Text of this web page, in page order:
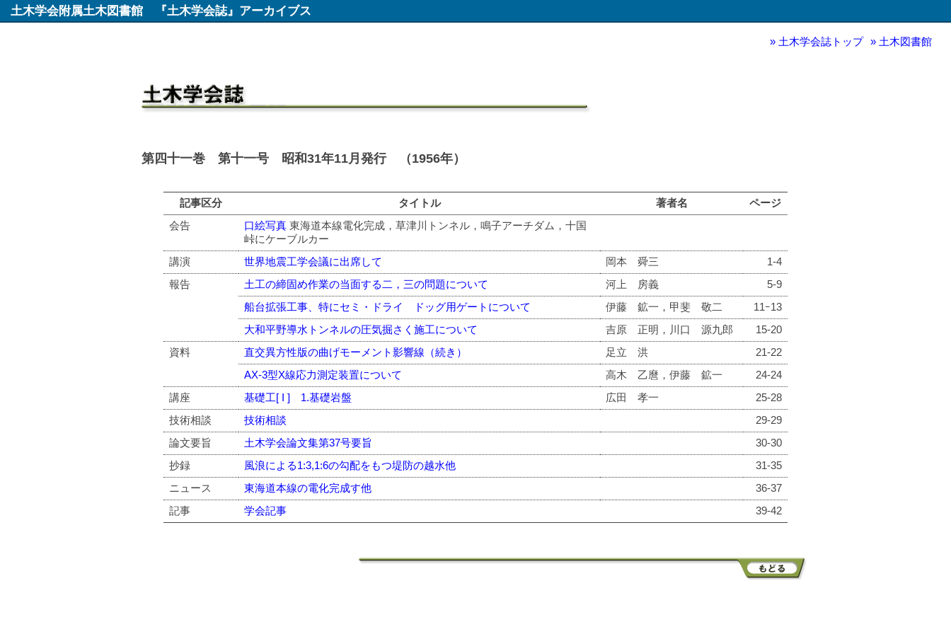
土木学会附属土木図書館 『土木学会誌』アーカイブス
土木学会誌トップ 土木図書館
第四十一巻 第十一号 昭和31年11月発行 （1956年）
記事区分 タイトル 著者名
ページ
会告
口絵写真東海道本線電化完成，草津川トンネル，鳴子アーチダム，十国
峠にケーブルカー
講演
世界地震工学会議に出席して 岡本 舜三
1-4
報告
土工の締固め作業の当面する二，三の問題について 河上 房義
5-9
船台拡張工事、特にセミ・ドライ ドッグ用ゲートについて
伊藤 鉱一，甲斐 敬二
11ｰ13
大和平野導水トンネルの圧気掘さく施工について
吉原 正明，川口 源九郎
15-20
資料
直交異方性版の曲げモーメント影響線（続き） 足立 洪
21-22
AX-3型X線応力測定装置について
高木 乙麿，伊藤 鉱一
24-24
講座
基礎工[ I ] 1.基礎岩盤 広田 孝一
25-28
技術相談
技術相談
29-29
論文要旨
土木学会論文集第37号要旨
30-30
抄録
風浪による1:3,1:6の勾配をもつ堤防の越水他
31-35
ニュース
東海道本線の電化完成す他
36-37
記事
学会記事 39-42